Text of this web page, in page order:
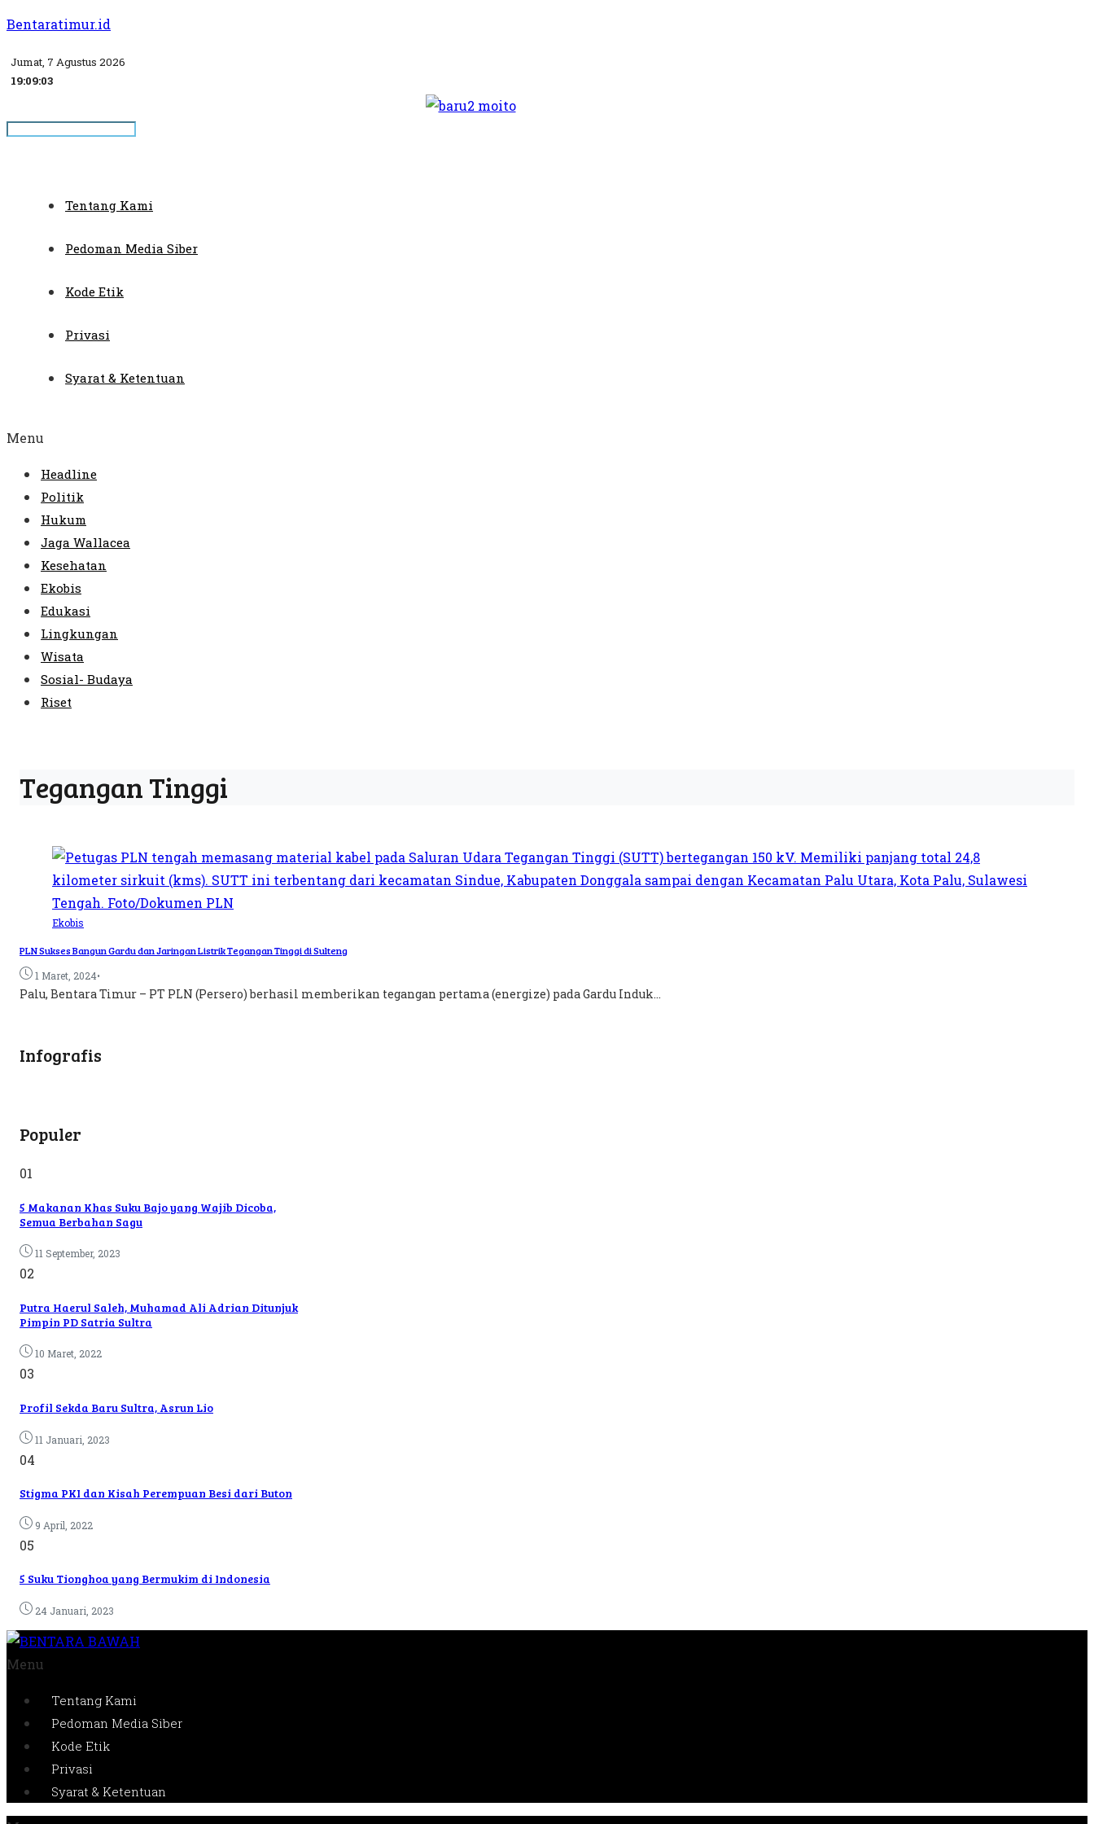
Bentaratimur.id
Jumat, 7 Agustus 2026
19:09:04
Tentang Kami
Pedoman Media Siber
Kode Etik
Privasi
Syarat & Ketentuan
Menu
Headline
Politik
Hukum
Jaga Wallacea
Kesehatan
Ekobis
Edukasi
Lingkungan
Wisata
Sosial- Budaya
Riset
Tegangan Tinggi
Ekobis
PLN Sukses Bangun Gardu dan Jaringan Listrik Tegangan Tinggi di Sulteng
1 Maret, 2024•
Palu, Bentara Timur – PT PLN (Persero) berhasil memberikan tegangan pertama (energize) pada Gardu Induk...
Infografis
Populer
01
5 Makanan Khas Suku Bajo yang Wajib Dicoba,
Semua Berbahan Sagu
11 September, 2023
02
Putra Haerul Saleh, Muhamad Ali Adrian Ditunjuk
Pimpin PD Satria Sultra
10 Maret, 2022
03
Profil Sekda Baru Sultra, Asrun Lio
11 Januari, 2023
04
Stigma PKI dan Kisah Perempuan Besi dari Buton
9 April, 2022
05
5 Suku Tionghoa yang Bermukim di Indonesia
24 Januari, 2023
Menu
Tentang Kami
Pedoman Media Siber
Kode Etik
Privasi
Syarat & Ketentuan